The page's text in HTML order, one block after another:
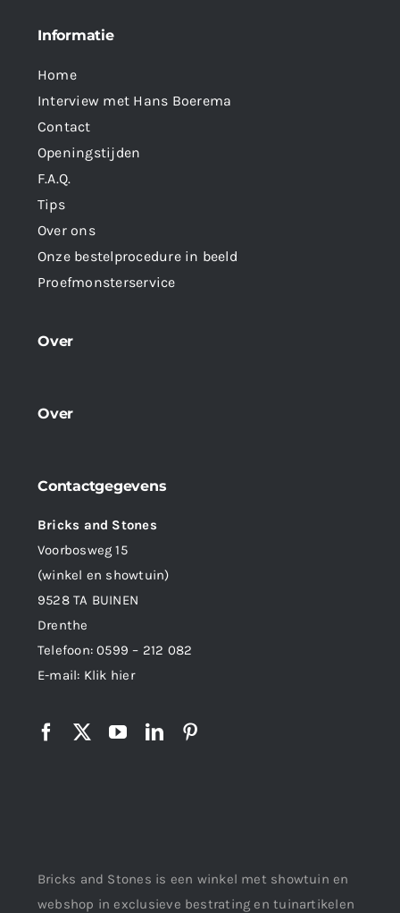
Informatie
Home
Interview met Hans Boerema
Contact
Openingstijden
F.A.Q.
Tips
Over ons
Onze bestelprocedure in beeld
Proefmonsterservice
Over
Over
Contactgegevens
Bricks and Stones
Voorbosweg 15
(winkel en showtuin)
9528 TA BUINEN
Drenthe
Telefoon:0599 – 212 082
E-mail: Klik hier
Bricks and Stones is een winkel met showtuin en
webshop in exclusieve bestrating en tuinartikelen